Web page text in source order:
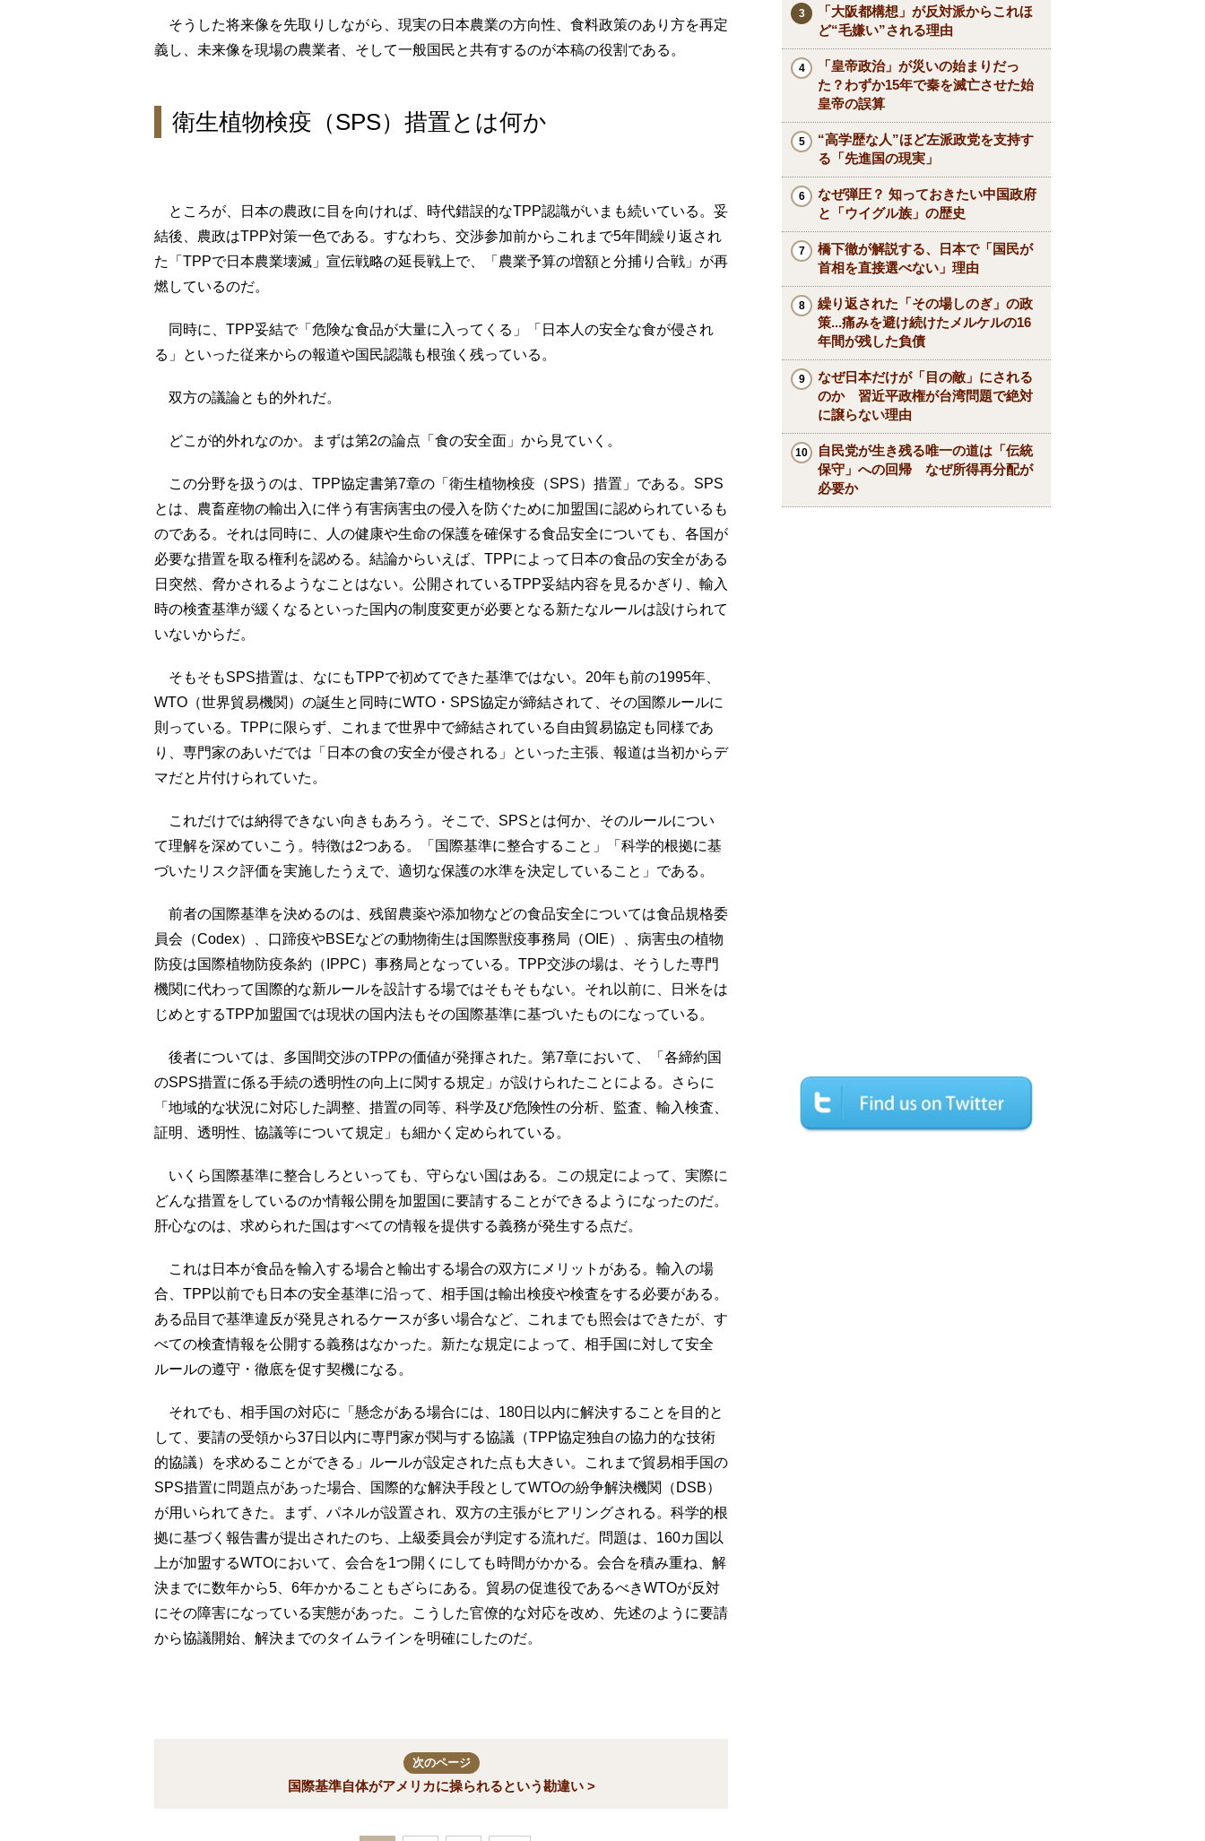
そうした将来像を先取りしながら、現実の日本農業の方向性、食料政策のあり方を再定
義し、未来像を現場の農業者、そして一般国民と共有するのが本稿の役割である。
衛生植物検疫（SPS）措置とは何か
ところが、日本の農政に目を向ければ、時代錯誤的なTPP認識がいまも続いている。妥
結後、農政はTPP対策一色である。すなわち、交渉参加前からこれまで5年間繰り返され
た「TPPで日本農業壊滅」宣伝戦略の延長戦上で、「農業予算の増額と分捕り合戦」が再
燃しているのだ。
同時に、TPP妥結で「危険な食品が大量に入ってくる」「日本人の安全な食が侵され
る」といった従来からの報道や国民認識も根強く残っている。
双方の議論とも的外れだ。
どこが的外れなのか。まずは第2の論点「食の安全面」から見ていく。
この分野を扱うのは、TPP協定書第7章の「衛生植物検疫（SPS）措置」である。SPS
とは、農畜産物の輸出入に伴う有害病害虫の侵入を防ぐために加盟国に認められているも
のである。それは同時に、人の健康や生命の保護を確保する食品安全についても、各国が
必要な措置を取る権利を認める。結論からいえば、TPPによって日本の食品の安全がある
日突然、脅かされるようなことはない。公開されているTPP妥結内容を見るかぎり、輸入
時の検査基準が緩くなるといった国内の制度変更が必要となる新たなルールは設けられて
いないからだ。
そもそもSPS措置は、なにもTPPで初めてできた基準ではない。20年も前の1995年、
WTO（世界貿易機関）の誕生と同時にWTO・SPS協定が締結されて、その国際ルールに
則っている。TPPに限らず、これまで世界中で締結されている自由貿易協定も同様であ
り、専門家のあいだでは「日本の食の安全が侵される」といった主張、報道は当初からデ
マだと片付けられていた。
これだけでは納得できない向きもあろう。そこで、SPSとは何か、そのルールについ
て理解を深めていこう。特徴は2つある。「国際基準に整合すること」「科学的根拠に基
づいたリスク評価を実施したうえで、適切な保護の水準を決定していること」である。
前者の国際基準を決めるのは、残留農薬や添加物などの食品安全については食品規格委
員会（Codex）、口蹄疫やBSEなどの動物衛生は国際獣疫事務局（OIE）、病害虫の植物
防疫は国際植物防疫条約（IPPC）事務局となっている。TPP交渉の場は、そうした専門
機関に代わって国際的な新ルールを設計する場ではそもそもない。それ以前に、日米をは
じめとするTPP加盟国では現状の国内法もその国際基準に基づいたものになっている。
後者については、多国間交渉のTPPの価値が発揮された。第7章において、「各締約国
のSPS措置に係る手続の透明性の向上に関する規定」が設けられたことによる。さらに
「地域的な状況に対応した調整、措置の同等、科学及び危険性の分析、監査、輸入検査、
証明、透明性、協議等について規定」も細かく定められている。
いくら国際基準に整合しろといっても、守らない国はある。この規定によって、実際に
どんな措置をしているのか情報公開を加盟国に要請することができるようになったのだ。
肝心なのは、求められた国はすべての情報を提供する義務が発生する点だ。
これは日本が食品を輸入する場合と輸出する場合の双方にメリットがある。輸入の場
合、TPP以前でも日本の安全基準に沿って、相手国は輸出検疫や検査をする必要がある。
ある品目で基準違反が発見されるケースが多い場合など、これまでも照会はできたが、す
べての検査情報を公開する義務はなかった。新たな規定によって、相手国に対して安全
ルールの遵守・徹底を促す契機になる。
それでも、相手国の対応に「懸念がある場合には、180日以内に解決することを目的と
して、要請の受領から37日以内に専門家が関与する協議（TPP協定独自の協力的な技術
的協議）を求めることができる」ルールが設定された点も大きい。これまで貿易相手国の
SPS措置に問題点があった場合、国際的な解決手段としてWTOの紛争解決機関（DSB）
が用いられてきた。まず、パネルが設置され、双方の主張がヒアリングされる。科学的根
拠に基づく報告書が提出されたのち、上級委員会が判定する流れだ。問題は、160カ国以
上が加盟するWTOにおいて、会合を1つ開くにしても時間がかかる。会合を積み重ね、解
決までに数年から5、6年かかることもざらにある。貿易の促進役であるべきWTOが反対
にその障害になっている実態があった。こうした官僚的な対応を改め、先述のように要請
から協議開始、解決までのタイムラインを明確にしたのだ。
次のページ
国際基準自体がアメリカに操られるという勘違い >
「大阪都構想」が反対派からこれほ
ど“毛嫌い”される理由
「皇帝政治」が災いの始まりだっ
た？わずか15年で秦を滅亡させた始
皇帝の誤算
“高学歴な人”ほど左派政党を支持す
る「先進国の現実」
なぜ弾圧？ 知っておきたい中国政府
と「ウイグル族」の歴史
橋下徹が解説する、日本で「国民が
首相を直接選べない」理由
繰り返された「その場しのぎ」の政
策...痛みを避け続けたメルケルの16
年間が残した負債
なぜ日本だけが「目の敵」にされる
のか 習近平政権が台湾問題で絶対
に譲らない理由
自民党が生き残る唯一の道は「伝統
保守」への回帰 なぜ所得再分配が
必要か